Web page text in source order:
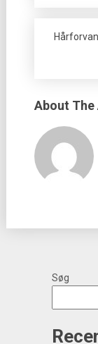
About
Søg